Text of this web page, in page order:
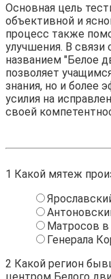
Основная цель
объективной и
процесс также
улучшения. В связи
названием "Белое
позволяет
знания, но и более
усилия на
своей
1 Какой мятеж
Матросов
Генерала
2 Какой регион